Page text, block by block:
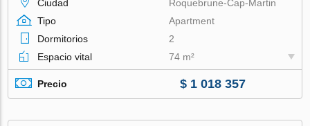
Ciudad
Roquebrune-Cap-Martin
Tipo
Apartment
Dormitorios
2
Espacio vital
74 m²
Precio $ 1 018 357